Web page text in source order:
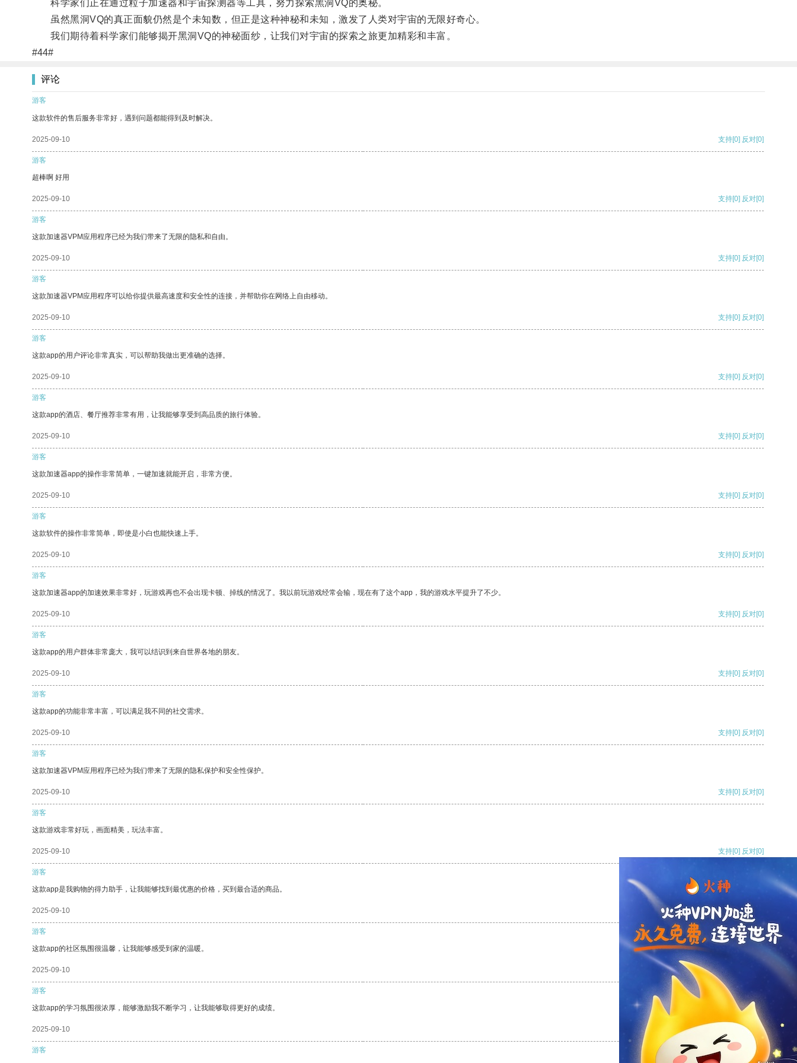
科学家们正在通过粒子加速器和宇宙探测器等工具，努力探索黑洞VQ的奥秘。
虽然黑洞VQ的真正面貌仍然是个未知数，但正是这种神秘和未知，激发了人类对宇宙的无限好奇心。
我们期待着科学家们能够揭开黑洞VQ的神秘面纱，让我们对宇宙的探索之旅更加精彩和丰富。
#44#
评论
游客
这款软件的售后服务非常好，遇到问题都能得到及时解决。
2025-09-10 支持[0] 反对[0]
游客
超棒啊 好用
2025-09-10 支持[0] 反对[0]
游客
这款加速器VPM应用程序已经为我们带来了无限的隐私和自由。
2025-09-10 支持[0] 反对[0]
游客
这款加速器VPM应用程序可以给你提供最高速度和安全性的连接，并帮助你在网络上自由移动。
2025-09-10 支持[0] 反对[0]
游客
这款app的用户评论非常真实，可以帮助我做出更准确的选择。
2025-09-10 支持[0] 反对[0]
游客
这款app的酒店、餐厅推荐非常有用，让我能够享受到高品质的旅行体验。
2025-09-10 支持[0] 反对[0]
游客
这款加速器app的操作非常简单，一键加速就能开启，非常方便。
2025-09-10 支持[0] 反对[0]
游客
这款软件的操作非常简单，即使是小白也能快速上手。
2025-09-10 支持[0] 反对[0]
游客
这款加速器app的加速效果非常好，玩游戏再也不会出现卡顿、掉线的情况了。我以前玩游戏经常会输，现在有了这个app，我的游戏水平提升了不少。
2025-09-10 支持[0] 反对[0]
游客
这款app的用户群体非常庞大，我可以结识到来自世界各地的朋友。
2025-09-10 支持[0] 反对[0]
游客
这款app的功能非常丰富，可以满足我不同的社交需求。
2025-09-10 支持[0] 反对[0]
游客
这款加速器VPM应用程序已经为我们带来了无限的隐私保护和安全性保护。
2025-09-10 支持[0] 反对[0]
游客
这款游戏非常好玩，画面精美，玩法丰富。
2025-09-10 支持[0] 反对[0]
游客
这款app是我购物的得力助手，让我能够找到最优惠的价格，买到最合适的商品。
2025-09-10 支持[0] 反对
游客
这款app的社区氛围很温馨，让我能够感受到家的温暖。
2025-09-10 支持
游客
这款app的学习氛围很浓厚，能够激励我不断学习，让我能够取得更好的成绩。
2025-09-10 反对 [0]
游客